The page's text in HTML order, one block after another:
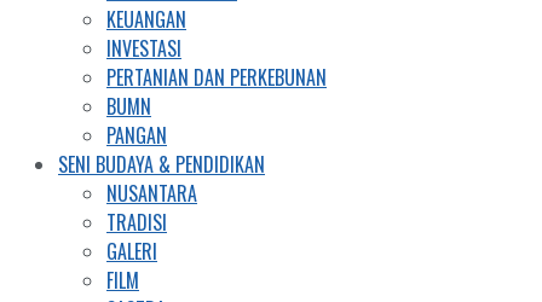
KEUANGAN
INVESTASI
PERTANIAN DAN PERKEBUNAN
BUMN
PANGAN
SENI BUDAYA & PENDIDIKAN
NUSANTARA
TRADISI
GALERI
FILM